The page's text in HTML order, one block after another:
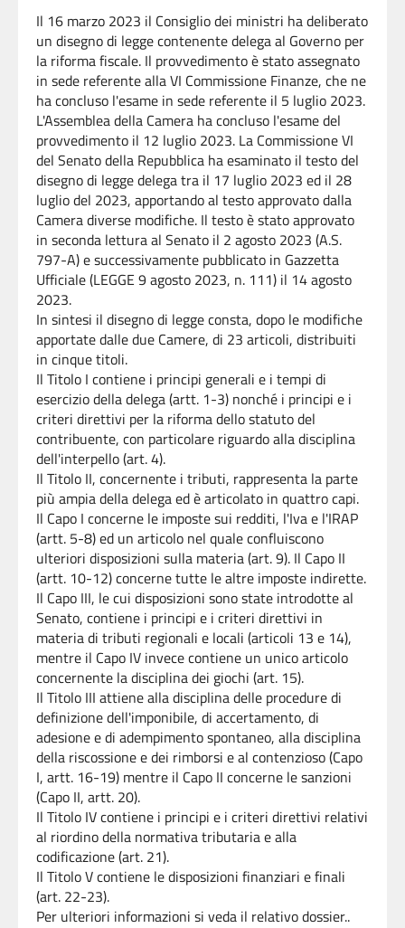
Il 16 marzo 2023 il Consiglio dei ministri ha deliberato
un disegno di legge contenente delega al Governo per
la riforma fiscale. Il provvedimento è stato assegnato
in sede referente alla VI Commissione Finanze, che ne
haconcluso l'esame in sede referente il 5 luglio 2023.
L'Assemblea della Camera ha concluso l'esame del
provvedimento il 12 luglio 2023. La Commissione VI
del Senato della Repubblica ha esaminato il testo del
disegno di legge delega tra il 17 luglio 2023 ed il 28
luglio del 2023, apportando al testo approvato dalla
Camera diverse modifiche. Il testo è stato approvato
in seconda lettura al Senato il 2 agosto 2023 (A.S.
797-A) e successivamente pubblicato in Gazzetta
Ufficiale (LEGGE 9 agosto 2023, n. 111) il 14 agosto
2023.
In sintesi il disegno di legge consta, dopo le modifiche
apportate dalle due Camere, di 23 articoli, distribuiti
in cinque titoli.
Il Titolo I contiene i principi generali e i tempi di
esercizio della delega (artt. 1-3) nonché i principi e i
criteri direttivi per la riforma dello statuto del
contribuente, con particolare riguardo alla disciplina
dell'interpello (art. 4).
Il Titolo II, concernente i tributi, rappresenta la parte
più ampia della delega ed è articolato in quattro capi.
Il Capo I concerne le imposte sui redditi, l'Iva e l'IRAP
(artt. 5-8) ed un articolo nel quale confluiscono
ulteriori disposizioni sulla materia (art. 9). Il Capo II
(artt. 10-12) concerne tutte le altre imposte indirette.
Il Capo III, le cui disposizioni sono state introdotte al
Senato, contiene i principi e i criteri direttivi in
materia di tributi regionali e locali (articoli 13 e 14),
mentre il Capo IV invece contiene un unico articolo
concernente la disciplina dei giochi (art. 15).
Il Titolo III attiene alla disciplina delle procedure di
definizione dell'imponibile, di accertamento, di
adesione e di adempimento spontaneo, alla disciplina
della riscossione e dei rimborsi e al contenzioso (Capo
I, artt. 16-19) mentre il Capo II concerne le sanzioni
(Capo II, artt. 20).
Il Titolo IV contiene i principi e i criteri direttivi relativi
al riordino della normativa tributaria e alla
codificazione (art. 21).
Il Titolo V contiene le disposizioni finanziari e finali
(art. 22-23).
Per ulteriori informazioni si veda il relativo dossier..